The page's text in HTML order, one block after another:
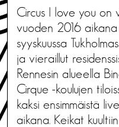
Circus I love you on
vuoden 2016 aikana
syyskuussa
ja vieraillut
Rennesin alueella
Cirque -koulujen
kaksi ensimmäistä
aikana. Keikat